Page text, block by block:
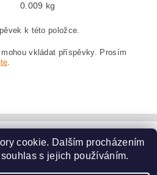
0.009 kg
k této položce.
vkládat příspěvky. Prosím
.
cookie. Dalším procházením
s jejich používáním.